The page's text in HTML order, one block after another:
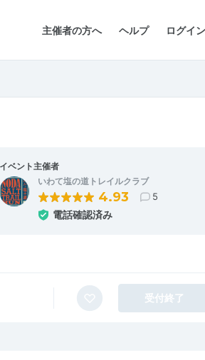
主催者の方へ ヘルプ ログイン
イベント主催者
いわて塩の道トレイルクラブ
4.93 5
電話確認済み
受付終了